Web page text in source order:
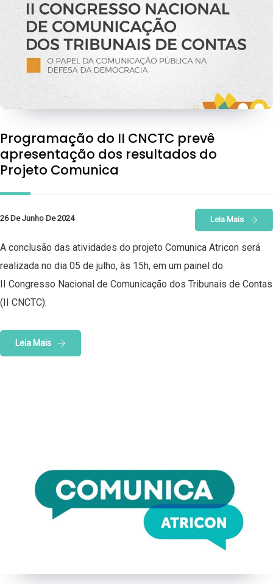
Programação do II CNCTC prevê
apresentação dos resultados do
Projeto Comunica
26 De Junho De 2024 Leia Mais
A conclusão das atividades do projeto Comunica Atricon será
realizada no dia 05 de julho, às 15h, em um painel do
II Congresso Nacional de Comunicação dos Tribunais de Contas
(II CNCTC).
Leia Mais